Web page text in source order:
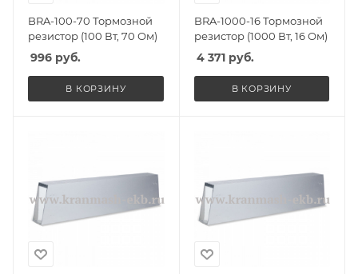
BRA-100-70 Тормозной
резистор (100 Вт, 70 Ом)
996 руб.
В КОРЗИНУ
BRA-1000-16 Тормозной
резистор (1000 Вт, 16 Ом)
4 371руб.
В КОРЗИНУ